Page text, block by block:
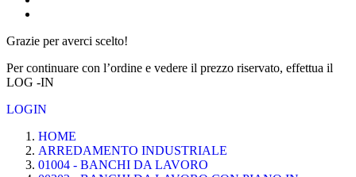
Grazie per averci scelto!
Per continuare con l’ordine e vedere il prezzo riservato, effettua il
LOG -IN
LOGIN
HOME
ARREDAMENTO INDUSTRIALE
01004 - BANCHI DA LAVORO